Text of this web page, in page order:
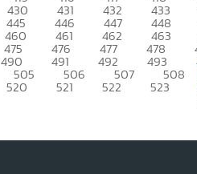
430 431 432 433
445 446 447 448
460 461 462 463
475 476 477 478
490 491 492 493
505 506 507 508
520 521 522 523